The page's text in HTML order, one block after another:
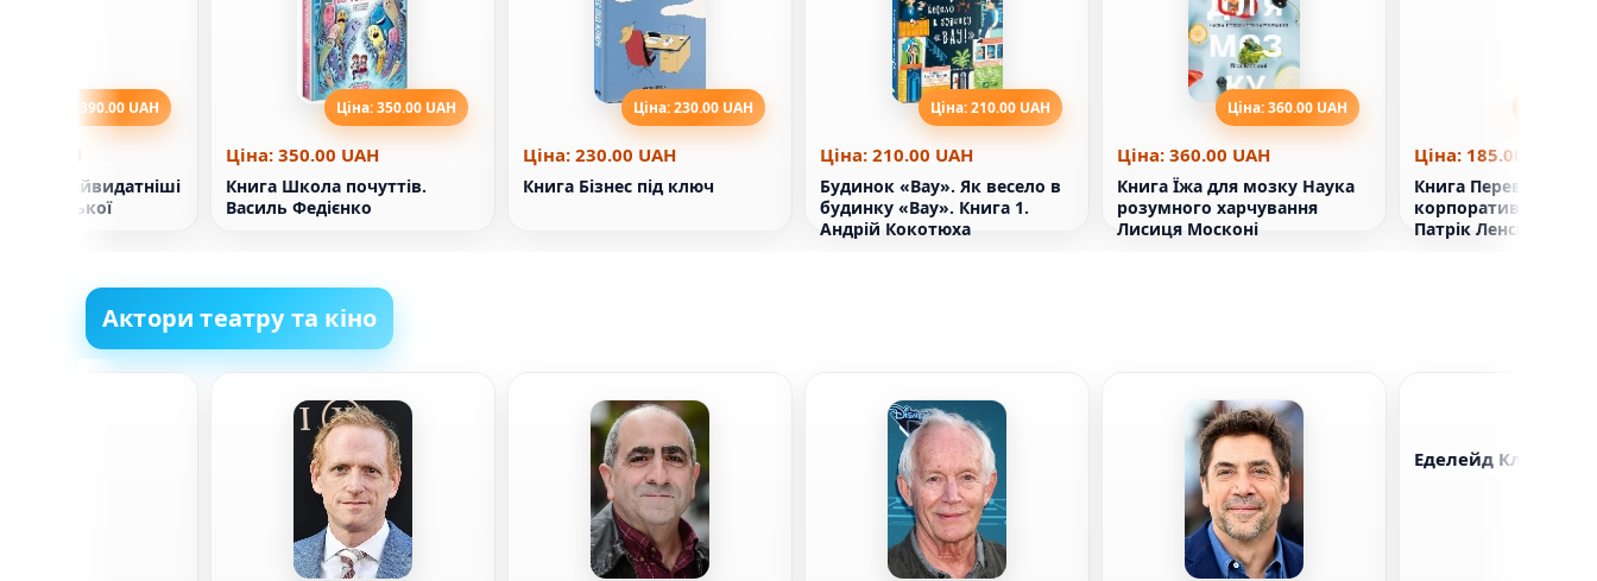
Ціна: 390.00 UAH
Найвидатніші
Ціна: 350.00 UAH
Ціна: 350.00 UAH
Книга Школа почуттів.
Василь Федієнко
Ціна: 230.00 UAH
Ціна: 230.00 UAH
Книга Бізнес під ключ
Ціна: 210.00 UAH
Ціна: 210.00 UAH
Будинок «Вау». Як весело в
будинку «Вау». Книга 1.
Андрій Кокотюха
Ціна: 360.00 UAH
Ціна: 360.00 UAH
Книга Їжа для мозку Наука
розумного харчування
Лисиця Москоні
Ціна: 185.00 UAH
Книга Перевага. У
корпоративної
Патрік Ленсіоні
Актори театру та кіно
Еделейд Клеменс